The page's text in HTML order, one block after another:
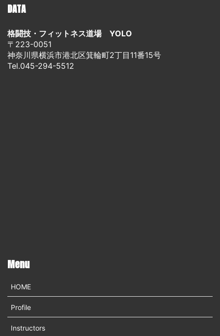
DATA
格闘技・フィットネス道場 YOLO
〒223-0051
神奈川県横浜市港北区箕輪町2丁目11番15号
Tel.045-294-5512
Menu
HOME
Profile
Instructors